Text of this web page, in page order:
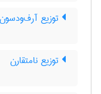
توزیع آرف‌ودسون
توزیع نامتقارن